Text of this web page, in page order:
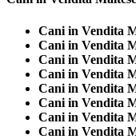
Cani in Vendita
Cani in Vendita
Cani in Vendita
Cani in Vendita
Cani in Vendita
Cani in Vendita
Cani in Vendita
Cani in Vendita